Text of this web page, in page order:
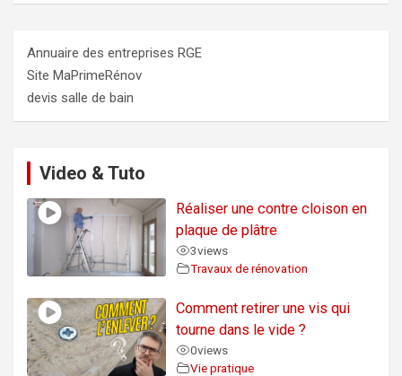
Annuaire des entreprises RGE
Site MaPrimeRénov
devis salle de bain
Video & Tuto
Réaliser une contre cloison en
plaque de plâtre
3views
Travaux de rénovation
Comment retirer une vis qui
tourne dans le vide ?
0views
Vie pratique